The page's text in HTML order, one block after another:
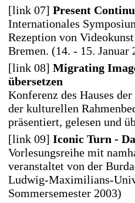
[link 07] Present
Internationales
Rezeption von
Bremen. (14. - 15. Januar
[link 08] Migrating
übersetzen
Konferenz des Hauses
der kulturellen
präsentiert, gelesen und
[link 09] Iconic Turn -
Vorlesungsreihe mit
veranstaltet von der
Ludwig-Maximilians-
Sommersemester 2003)